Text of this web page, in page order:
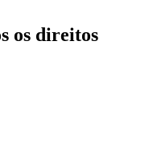
os direitos